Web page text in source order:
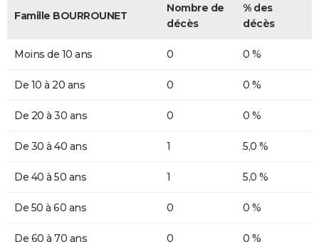
Famille BOURROUNET
Nombre de
décès
% des
décès
Moins de 10 ans 0 0 %
De 10 à 20 ans 0 0 %
De 20 à 30 ans 0 0 %
De 30 à 40 ans 1 5,0 %
De 40 à 50 ans 1 5,0 %
De 50 à 60 ans 0 0 %
De 60 à 70 ans 0 0 %